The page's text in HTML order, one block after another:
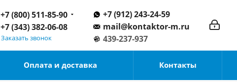
+7 (912) 243-24-59
mail@kontaktor-m.ru
439-237-937
+7 (800) 511-85-90
+7 (343) 382-06-08
Заказать звонок
Оплата и доставка Контакты